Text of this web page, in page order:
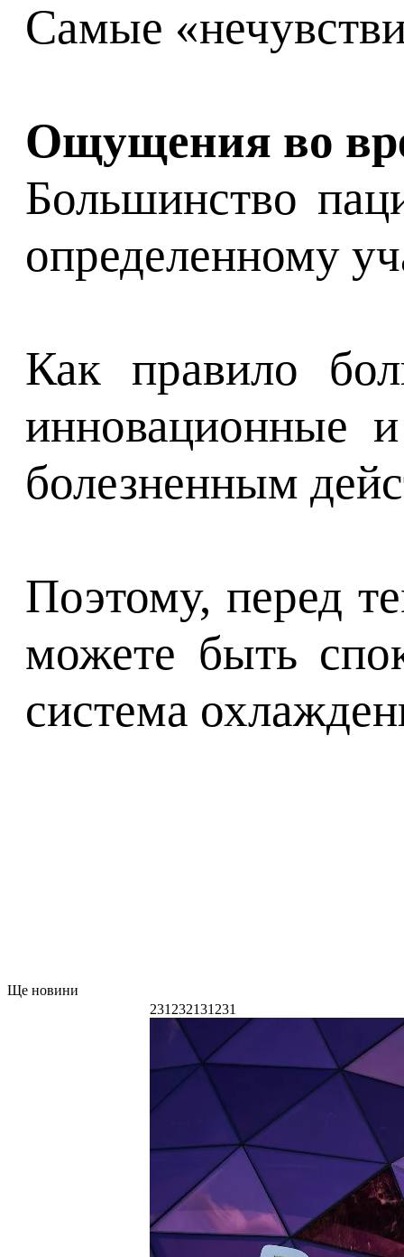
Самые
Ощущения во
Большинство
определенному
Как правило
инновационные
болезненным
Поэтому, перед
можете быть
система
Ще новини
231232131231